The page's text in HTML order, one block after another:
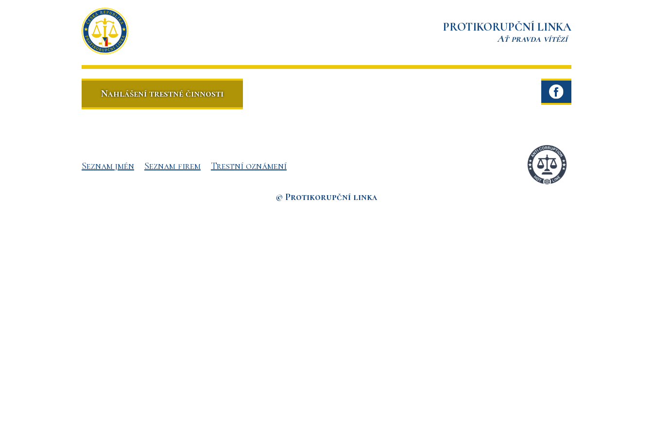
PROTIKORUPČNÍ LINKA
Ať pravda vítězí
Nahlášení trestné činnosti
Seznam jmén Seznam firem Trestní oznámení
© Protikorupční linka